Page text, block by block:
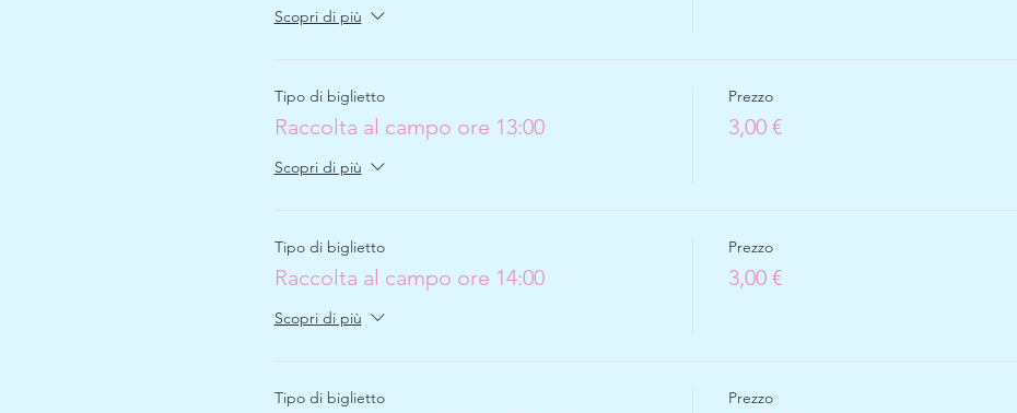
Scopri di più
Tipo di biglietto
Raccolta al campo ore 13:00
Scopri di più
Prezzo
3,00 €
Tipo di biglietto
Raccolta al campo ore 14:00
Scopri di più
Prezzo
3,00 €
Tipo di biglietto Prezzo